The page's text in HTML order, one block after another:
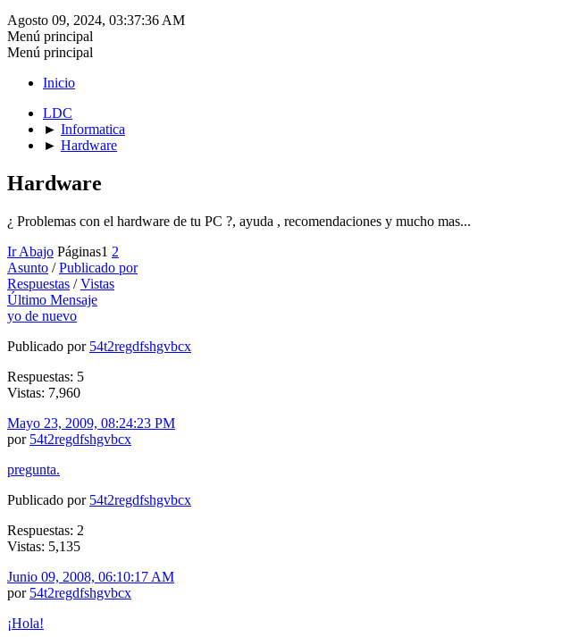
Agosto 09, 2024, 03:37:36 AM
Menú principal
Menú principal
Inicio
LDC
► Informatica
► Hardware
Hardware
¿ Problemas con el hardware de tu PC ?, ayuda , recomendaciones y mucho mas...
Ir Abajo Páginas1 2
Asunto /Publicado por
Respuestas /Vistas
Último Mensaje
yo de nuevo
Publicado por 54t2regdfshgvbcx
Respuestas: 5
Vistas: 7,960
Mayo 23, 2009, 08:24:23 PM
por 54t2regdfshgvbcx
pregunta.
Publicado por 54t2regdfshgvbcx
Respuestas: 2
Vistas: 5,135
Junio 09, 2008, 06:10:17 AM
por 54t2regdfshgvbcx
¡Hola!